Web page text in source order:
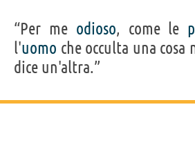
“Per me odioso, come le
l'uomo che occulta una cosa
dice un'altra.”